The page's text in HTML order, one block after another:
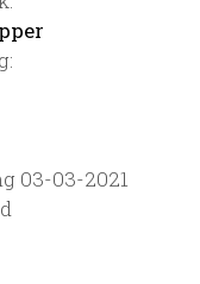
03-03-2021